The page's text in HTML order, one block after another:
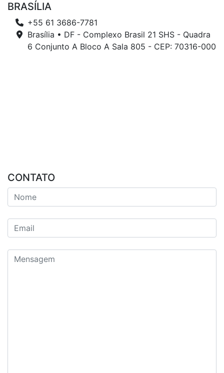
BRASÍLIA
+55 61 3686-7781
Brasília • DF - Complexo Brasil 21 SHS - Quadra
6 Conjunto A Bloco A Sala 805 - CEP: 70316-000
CONTATO